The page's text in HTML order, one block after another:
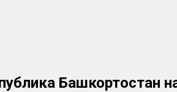
Башкортостан